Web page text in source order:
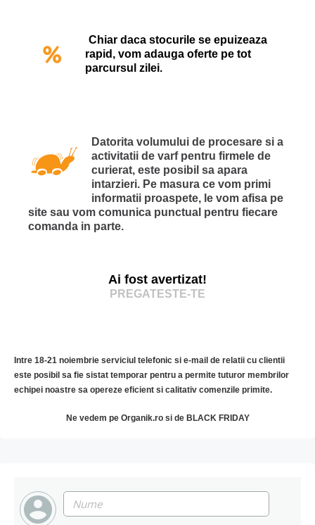
Chiar daca stocurile se epuizeaza
rapid, vom adauga oferte pe tot
parcursul zilei.
Datorita volumului de procesare si a
activitatii de varf pentru firmele de
curierat, este posibil sa apara
intarzieri. Pe masura ce vom primi
informatii proaspete, le vom afisa pe
site sau vom comunica punctual pentru fiecare
comanda in parte.
Ai fost avertizat!
PREGATESTE-TE
Intre 18-21 noiembrie serviciul telefonic si e-mail de relatii cu clientii
este posibil sa fie sistat temporar pentru a permite tuturor membrilor
echipei noastre sa opereze eficient si calitativ comenzile primite.
Ne vedem pe Organik.ro si de BLACK FRIDAY